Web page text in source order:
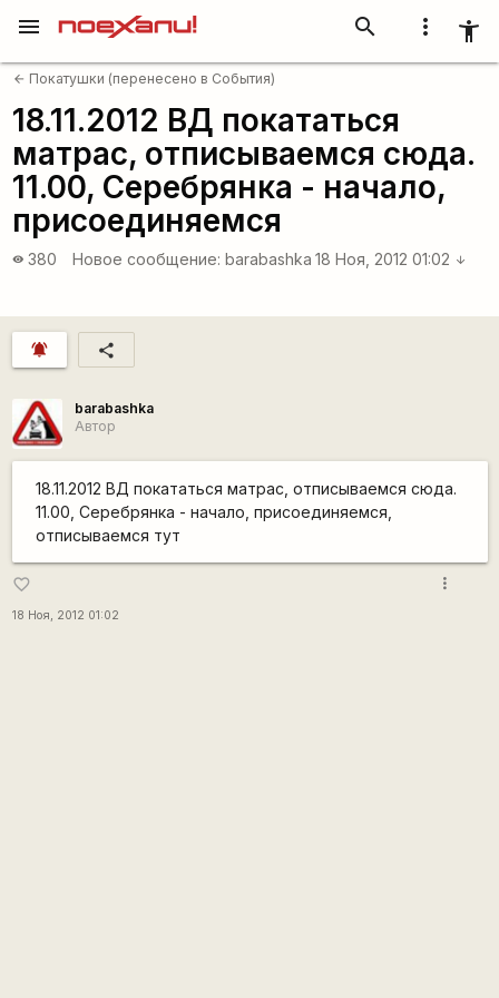
more_vert accessibility_new
search
menu
arrow_back Покатушки (перенесено в События)
18.11.2012 ВД покататься
матрас, отписываемся сюда.
11.00, Серебрянка - начало,
присоединяемся
visibility 380 Новое сообщение: barabashka 18 Ноя, 2012 01:02 arrow_downward
notifications_active share
barabashka
Автор
18.11.2012 ВД покататься матрас, отписываемся сюда.
11.00, Серебрянка - начало, присоединяемся,
отписываемся тут
favorite_border
18 Ноя, 2012 01:02
more_vert